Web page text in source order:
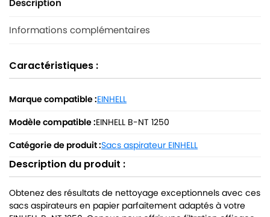
Description
Informations complémentaires
Caractéristiques :
Marque compatible :EINHELL
Modèle compatible :EINHELL B-NT 1250
Catégorie de produit :Sacs aspirateur EINHELL
Description du produit :
Obtenez des résultats de nettoyage exceptionnels avec ces
sacs aspirateurs en papier parfaitement adaptés à votre